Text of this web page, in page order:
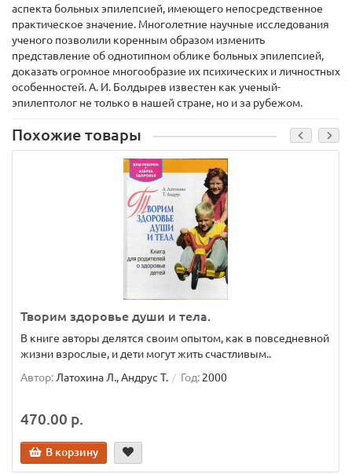
аспекта больных эпилепсией, имеющего непосредственное
практическое значение. Многолетние научные исследования
ученого позволили коренным образом изменить
представление об однотипном облике больных эпилепсией,
доказать огромное многообразие их психических и личностных
особенностей. А. И. Болдырев известен как ученый-
эпилептолог не только в нашей стране, но и за рубежом.
Похожие товары
Творим здоровье души и тела.
В книге авторы делятся своим опытом, как в повседневной
жизни взрослые, и дети могут жить счастливым..
Автор: Латохина Л., Андрус Т. Год: 2000
470.00 р.
В корзину